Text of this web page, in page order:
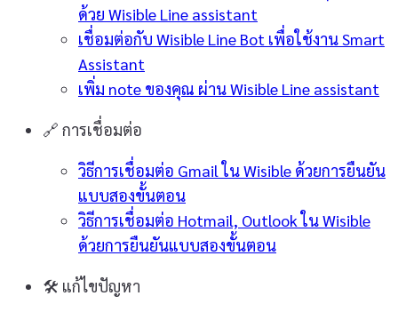
ด้วย Wisible Line assistant
เชื่อมต่อกับ Wisible Line Bot เพื่อใช้งาน Smart
Assistant
เพิ่ม note ของคุณ ผ่าน Wisible Line assistant
🔗 การเชื่อมต่อ
วิธีการเชื่อมต่อ Gmail ใน Wisible ด้วยการยืนยัน
แบบสองขั้นตอน
วิธีการเชื่อมต่อ Hotmail, Outlook ใน Wisible
ด้วยการยืนยันแบบสองขั้นตอน
🛠️ แก้ไขปัญหา